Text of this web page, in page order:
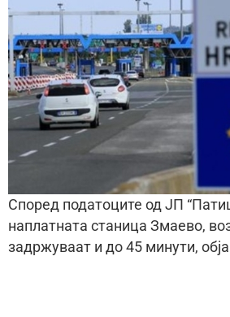
Според податоците од ЈП
наплатната станица Змаево,
задржуваат и до 45 минути,